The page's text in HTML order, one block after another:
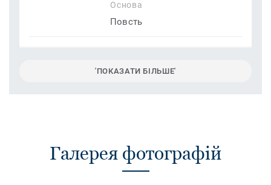
Основа
Повсть
'ПОКАЗАТИ БІЛЬШЕ'
Галерея фотографій